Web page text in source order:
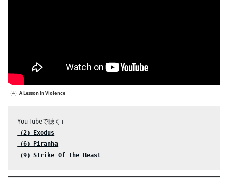
（4） A Lesson In Violence
（2）Exodus
（6）Piranha
（9）Strike Of The Beast